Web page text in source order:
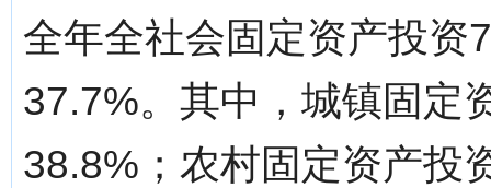
全年全社会固定资产投资
37.7%。其中，城镇固定
38.8%；农村固定资产投